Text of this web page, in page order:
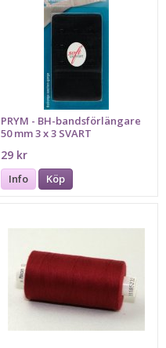
PRYM - BH-bandsförlängare
50 mm 3 x 3 SVART
29 kr
Info Köp